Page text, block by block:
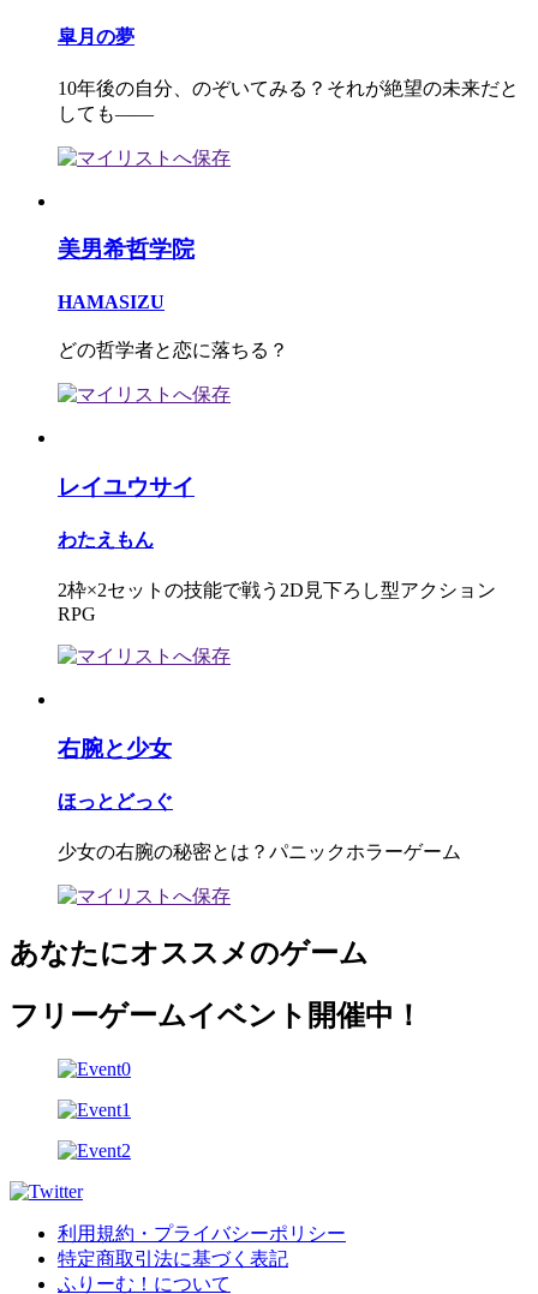
皐月の夢
10年後の自分、のぞいてみる？それが絶望の未来だと
しても――
美男希哲学院
HAMASIZU
どの哲学者と恋に落ちる？
レイユウサイ
わたえもん
2枠×2セットの技能で戦う2D見下ろし型アクション
RPG
右腕と少女
ほっとどっぐ
少女の右腕の秘密とは？パニックホラーゲーム
あなたにオススメのゲーム
フリーゲームイベント開催中！
利用規約・プライバシーポリシー
特定商取引法に基づく表記
ふりーむ！について